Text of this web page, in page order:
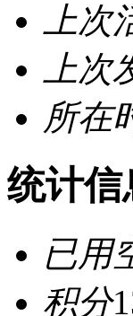
上次
上次
所在
统计信
已用
积分